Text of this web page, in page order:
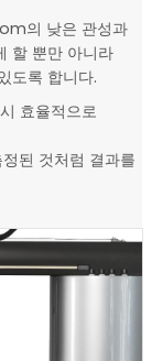
의 낮은 관성과
할 뿐만 아니라
도록 합니다.
효율적으로
된 것처럼 결과를